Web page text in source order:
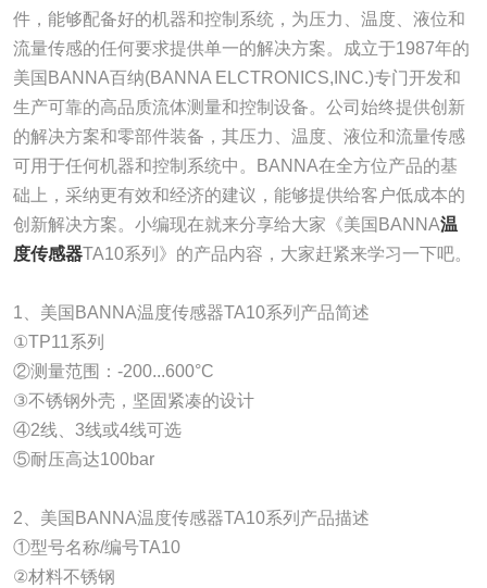
件，能够配备好的机器和控制系统，为压力、温度、液位和
流量传感的任何要求提供单一的解决方案。成立于1987年的
美国BANNA百纳(BANNA ELCTRONICS,INC.)专门开发和
生产可靠的高品质流体测量和控制设备。公司始终提供创新
的解决方案和零部件装备，其压力、温度、液位和流量传感
可用于任何机器和控制系统中。BANNA在全方位产品的基
础上，采纳更有效和经济的建议，能够提供给客户低成本的
创新解决方案。小编现在就来分享给大家《美国BANNA温
度传感器TA10系列》的产品内容，大家赶紧来学习一下吧。
1、美国BANNA温度传感器TA10系列产品简述
①TP11系列
②测量范围：-200...600°C
③不锈钢外壳，坚固紧凑的设计
④2线、3线或4线可选
⑤耐压高达100bar
2、美国BANNA温度传感器TA10系列产品描述
①型号名称/编号TA10
②材料不锈钢